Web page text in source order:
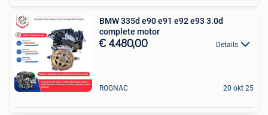
BMW 335d e90 e91 e92 e93 3.0d
complete motor
€ 4.480,00 Details
ROGNAC 20 okt 25